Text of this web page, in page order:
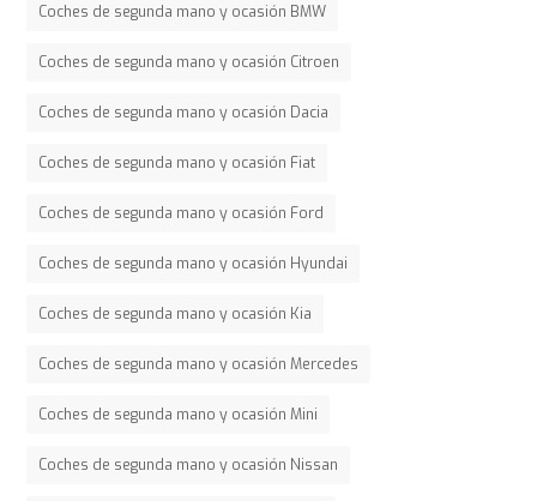
Coches de segunda mano y ocasión BMW
Coches de segunda mano y ocasión Citroen
Coches de segunda mano y ocasión Dacia
Coches de segunda mano y ocasión Fiat
Coches de segunda mano y ocasión Ford
Coches de segunda mano y ocasión Hyundai
Coches de segunda mano y ocasión Kia
Coches de segunda mano y ocasión Mercedes
Coches de segunda mano y ocasión Mini
Coches de segunda mano y ocasión Nissan